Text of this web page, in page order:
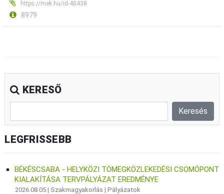
https://mek.hu/id-48438
8979
KERESŐ
LEGFRISSEBB
BÉKÉSCSABA - HELYKÖZI TÖMEGKÖZLEKEDÉSI CSOMÓPONT
KIALAKÍTÁSA TERVPÁLYÁZAT EREDMÉNYE
2026.08.05 | Szakmagyakorlás |Pályázatok